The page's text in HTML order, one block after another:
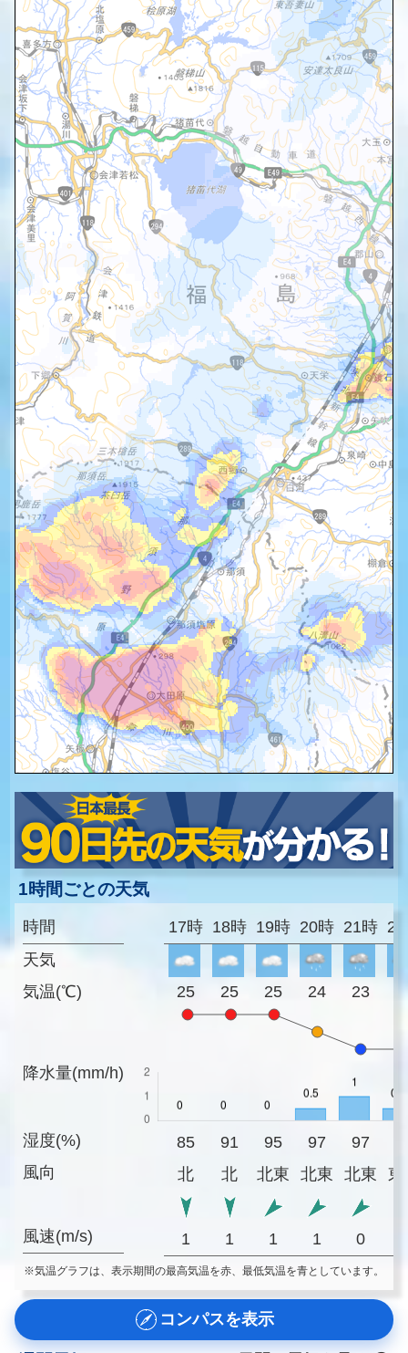
1時間ごとの天気
時間
天気
気温(℃)
降水量(mm/h)
湿度(%)
風向
風速(m/s)
17時 18時 19時 20時 21時
25 25 25 24 23
85 91 95 97 97
北
北 北東 北東 北東 東
1 1 1 1 0
※気温グラフは、表示期間の最高気温を赤、最低気温を青としています。
コンパスを表示